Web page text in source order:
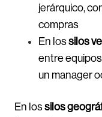
jerárquico,
compras
En lossilos
entre
un manager
En lossilos